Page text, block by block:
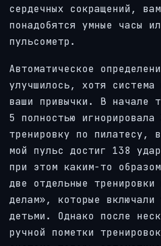
сердечных сокращений,
понадобятся умные часы
пульсометр.
Автоматическое
улучшилось, хотя
ваши привычки. В начале
5 полностью игнорировала
тренировку по пилатесу,
мой пульс достиг 138
при этом каким-то
две отдельные тренировки
делам», которые включали
детьми. Однако после
ручной пометки